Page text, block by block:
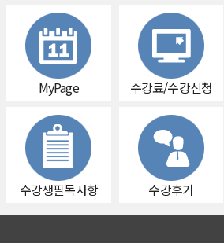
MyPage 수강료/수강신청
수강생필독사항 수강후기